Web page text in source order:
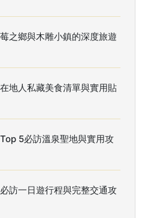
之鄉與木雕小鎮的深度旅遊
地人私藏美食清單與實用貼
5必訪溫泉聖地與實用攻
訪一日遊行程與完整交通攻